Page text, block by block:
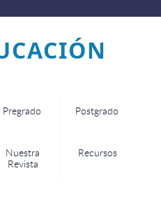
Pregrado Postgrado
Nuestra
Revista
Recursos